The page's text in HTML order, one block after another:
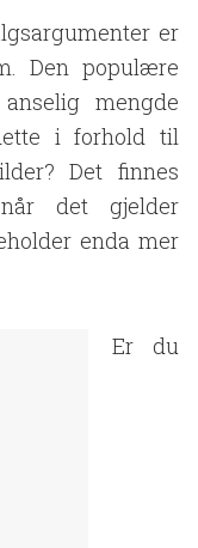
er
Den populære
mengde
i forhold til
Det finnes
det gjelder
enda mer
Er du